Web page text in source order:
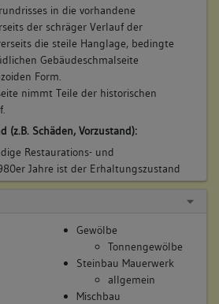
wird durch Untervogt Essich
zwei verschieden großen Kellern,
sowie eine massiv in Stein
eines geräumigen Kellers, der
darüber befindlicher
ist. Weiter befindet sich ein
das als eigenständiger Bezirk
Stadt abgegrenzt wurde.
Bauten/ städtische Nebengeb.
Soelchow von, Daniel
in die vorhandene
der schräger Verlauf der
die steile Hanglage, bedingte
Gebäudeschmalseite
Form.
nimmt Teile der historischen
(z.B. Schäden, Vorzustand):
Restaurations- und
Jahre ist der Erhaltungszustand
die Stadt Besigheim.
Gewölbe
Tonnengewölbe
Steinbau Mauerwerk
allgemein
Mischbau